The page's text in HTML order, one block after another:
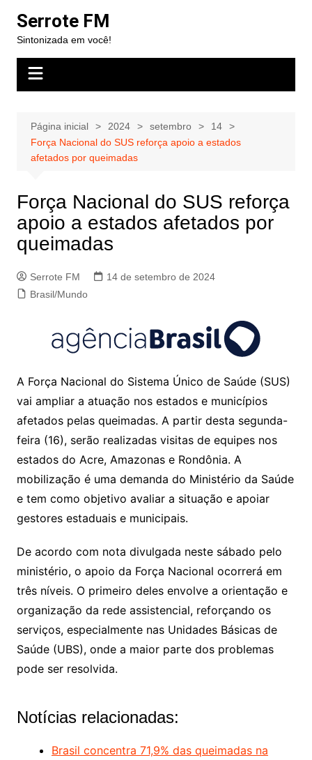
para
conteúdo
Serrote FM
Sintonizada em você!
Página inicial 2024 setembro
14
Força Nacional do SUS reforça apoio a estados
afetados por queimadas
Força Nacional do SUS reforça
apoio a estados afetados por
queimadas
Serrote FM
14 de setembro de 2024
Brasil/Mundo
A Força Nacional do Sistema Único de Saúde (SUS)
vai ampliar a atuação nos estados e municípios
afetados pelas queimadas. A partir desta segunda-
feira (16), serão realizadas visitas de equipes nos
estados do Acre, Amazonas e Rondônia. A
mobilização é uma demanda do Ministério da Saúde
e tem como objetivo avaliar a situação e apoiar
gestores estaduais e municipais.
De acordo com nota divulgada neste sábado pelo
ministério, o apoio da Força Nacional ocorrerá em
três níveis. O primeiro deles envolve a orientação e
organização da rede assistencial, reforçando os
serviços, especialmente nas Unidades Básicas de
Saúde (UBS), onde a maior parte dos problemas
pode ser resolvida.
Notícias relacionadas:
Brasil concentra 71,9% das queimadas na